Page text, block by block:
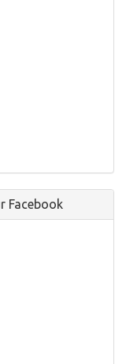
Facebook